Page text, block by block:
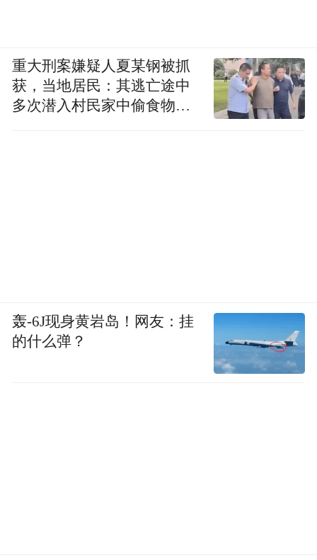
重大刑案嫌疑人夏某钢被抓
获，当地居民：其逃亡途中
多次潜入村民家中偷食物被
轰-6J现身黄岩岛！网友：挂
的什么弹？